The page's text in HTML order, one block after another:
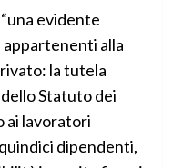
evidente
alla
la tutela
Statuto dei
ai lavoratori
dipendenti,